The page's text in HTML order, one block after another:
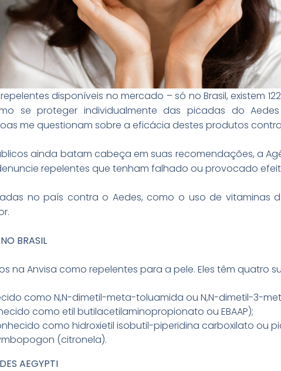
disponíveis no mercado – só no Brasil, existem
se proteger individualmente das picadas do
me questionam sobre a eficácia destes produtos
ainda batam cabeça em suas recomendações, a
repelentes que tenham falhado ou provocado
no país contra o Aedes, como o uso de vitaminas
BRASIL
na Anvisa como repelentes para a pele. Eles têm quatro
como N,N-dimetil-meta-toluamida ou N,N-dimetil-3-
como etil butilacetilaminopropionato ou EBAAP);
como hidroxietil isobutil-piperidina carboxilato ou
(citronela).
AEGYPTI